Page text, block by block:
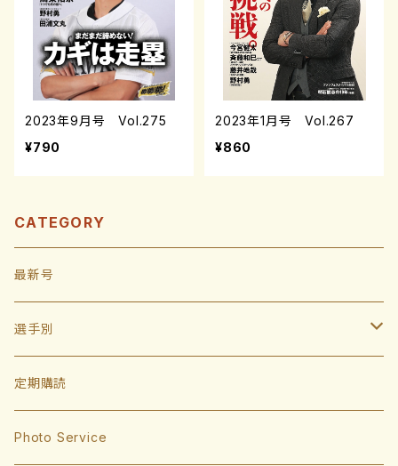
2023年9月号 Vol.275
¥790
2023年1月号 Vol.267
¥860
CATEGORY
最新号
選手別
投手
東浜巨
捕手
定期購読
Photo Service